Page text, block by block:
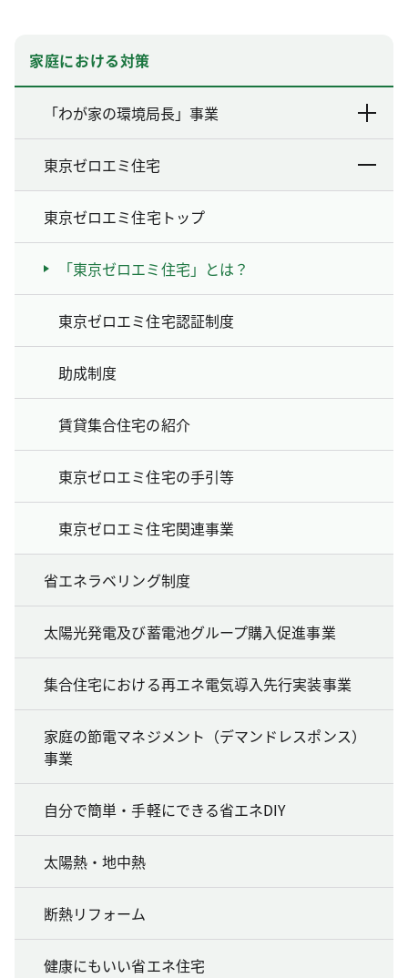
家庭における対策
「わが家の環境局長」事業
東京ゼロエミ住宅
東京ゼロエミ住宅トップ
「東京ゼロエミ住宅」とは？
東京ゼロエミ住宅認証制度
助成制度
賃貸集合住宅の紹介
東京ゼロエミ住宅の手引等
東京ゼロエミ住宅関連事業
省エネラベリング制度
太陽光発電及び蓄電池グループ購入促進事業
集合住宅における再エネ電気導入先行実装事業
家庭の節電マネジメント（デマンドレスポンス）
事業
自分で簡単・手軽にできる省エネDIY
太陽熱・地中熱
断熱リフォーム
健康にもいい省エネ住宅